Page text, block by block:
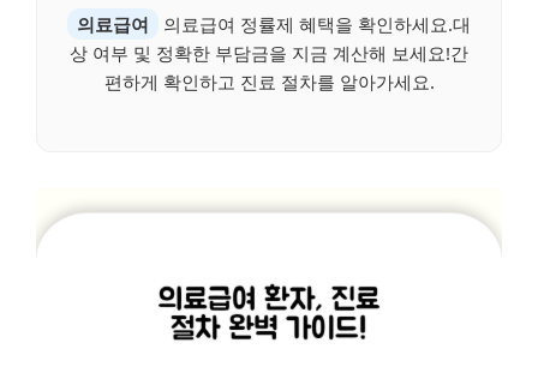
의료급여
의료급여 정률제 혜택을 확인하세요.대
상 여부 및 정확한 부담금을 지금 계산해 보세요!간
편하게 확인하고 진료 절차를 알아가세요.